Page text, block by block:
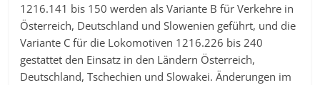
1216.141 bis 150 werden als Variante B für Verkehre in
Österreich, Deutschland und Slowenien geführt, und die
Variante C für die Lokomotiven 1216.226 bis 240
gestattet den Einsatz in den Ländern Österreich,
Deutschland, Tschechien und Slowakei. Änderungen im